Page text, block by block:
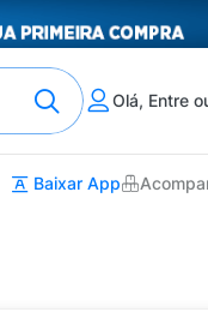
Olá, Entre
Baixar App